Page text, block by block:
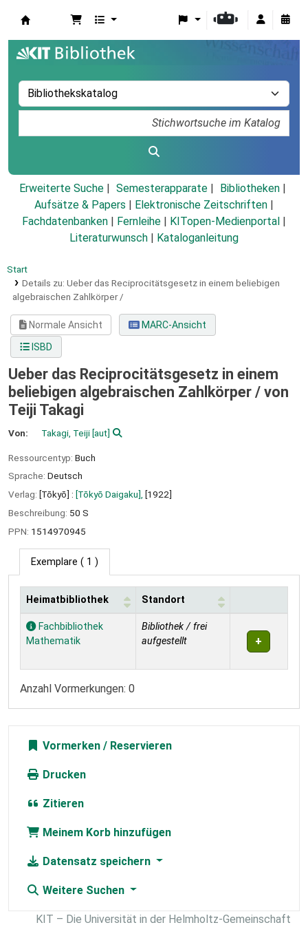
Erweiterte Suche Semesterapparate
Bibliotheken
Aufsätze & Papers
Elektronische Zeitschriften
Fachdatenbanken
Fernleihe KITopen-Medienportal
Literaturwunsch
Kataloganleitung
Start
Details zu: Ueber das Reciprocitätsgesetz in einem beliebigen
algebraischen Zahlkörper /
Normale Ansicht
MARC-Ansicht
ISBD
Ueber das Reciprocitätsgesetz in einem
beliebigen algebraischen Zahlkörper / von
Teiji Takagi
Von: Takagi, Teiji[aut]
Ressourcentyp: Buch
Sprache: Deutsch
Verlag: [Tōkyō] : [Tōkyō Daigaku],
[1922]
Beschreibung: 50 S
PPN: 1514970945
Exemplare ( 1 )
Exemplare
Heimatbibliothek Standort
Fachbibliothek
Mathematik
Bibliothek / frei
aufgestellt
Anzahl Vormerkungen: 0
Vormerken
Drucken
Zitieren
Meinem Korb hinzufügen
Datensatz speichern
Weitere Suchen
KIT – Die Universität in der Helmholtz-Gemeinschaft